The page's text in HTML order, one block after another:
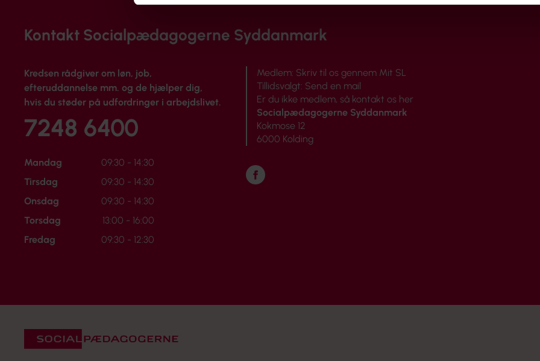
Kontakt Socialpædagogerne Syddanmark
Kredsen rådgiver om løn, job,
efteruddannelse mm. og de hjælper dig,
hvis du støder på udfordringer i arbejdslivet.
7248 6400
Mandag
09:30 - 14:30
Tirsdag
09:30 - 14:30
Onsdag
09:30 - 14:30
Torsdag
13:00 - 16:00
Fredag
09:30 - 12:30
Medlem: Skriv til os gennem Mit SL
Tillidsvalgt: Send en mail
Er du ikke medlem, så kontakt os her
Socialpædagogerne Syddanmark
Kokmose 12
6000 Kolding
Følg os på Facebook